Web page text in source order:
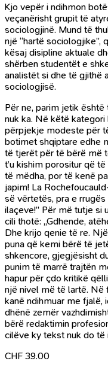
Kjo vepër i ndihmon
veçanërisht grupit të
sociologjinë. Mund të
një “hartë sociologjike”,
kësaj disipline aktuale
shërben studentët e
analistët si dhe të gjithë
sociologjisë.
Për ne, parim jetik
nuk ka. Në këtë
përpjekje modeste për
botimet shqiptare edhe
të tjerët për të bërë më
t’u kishim porositur që
të mëdha, por të kenë
japim! La
së vërtetës, pra e
ilaçeve!” Për më tutje si
cili thotë: „Gdhende,
Dhe krijo qenie të re.
puna që kemi bërë të
shkencore, gjegjësisht
punim të marrë trajtën
hapur për çdo kritikë
një nivel më të lartë. Në
kanë ndihmuar me fjalë,
dhënë zemër
bërë redaktimin
cilëve ky tekst nuk do
CHF 39.00